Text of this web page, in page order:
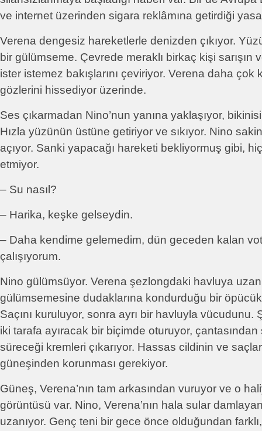
ve internet üzerinden sigara reklâmına getirdiği
Verena dengesiz hareketlerle denizden çıkıyor.
bir gülümseme. Çevrede meraklı birkaç kişi sarışın
ister istemez bakışlarını çeviriyor. Verena daha çok
gözlerini hissediyor üzerinde.
Ses çıkarmadan Nino’nun yanına yaklaşıyor,
Hızla yüzünün üstüne getiriyor ve sıkıyor. Nino
açıyor. Sanki yapacağı hareketi bekliyormuş gibi,
etmiyor.
– Su nasıl?
– Harika, keşke gelseydin.
– Daha kendime gelemedim, dün geceden kalan
çalışıyorum.
Nino gülümsüyor. Verena şezlongdaki havluya
gülümsemesine dudaklarına kondurduğu bir
Saçını kuruluyor, sonra ayrı bir havluyla vücudunu.
iki tarafa ayıracak bir biçimde oturuyor,
süreceği kremleri çıkarıyor. Hassas cildinin ve
güneşinden korunması gerekiyor.
Güneş, Verena’nın tam arkasından vuruyor ve o
görüntüsü var. Nino, Verena’nın hala sular
uzanıyor. Genç teni bir gece önce olduğundan